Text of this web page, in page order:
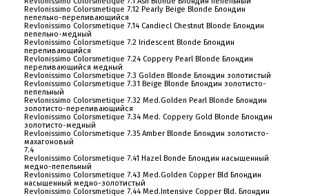
Revlonissimo Colorsmetique 7.12 Pearly Beige Blonde Блондин
пепельно-переливающийся
Revlonissimo Colorsmetique 7.14 Candiecl Chestnut Blonde Блондин
пепельно-медный
Revlonissimo Colorsmetique 7.2 Iridescent Blonde Блондин
переливающийся
Revlonissimo Colorsmetique 7.24 Coppery Pearl Blonde Блондин
переливающийся медный
Revlonissimo Colorsmetique 7.3 Golden Blonde Блондин золотистый
Revlonissimo Colorsmetique 7.31 Beige Blonde Блондин золотисто-
пепельный
Revlonissimo Colorsmetique 7.32 Med.Golden Pearl Blonde Блондин
золотисто-переливающийся
Revlonissimo Colorsmetique 7.34 Med. Coppery Gold Blonde Блондин
золотисто-медный
Revlonissimo Colorsmetique 7.35 Amber Blonde Блондин золотисто-
махагоновый
7.4
Revlonissimo Colorsmetique 7.41 Hazel Bonde Блондин насыщенный
медно-пепельный
Revlonissimo Colorsmetique 7.43 Med.Golden Copper Bld Блондин
насыщенный медно-золотистый
Revlonissimo Colorsmetique 7.44 Med.Intensive Copper Bld. Блондин